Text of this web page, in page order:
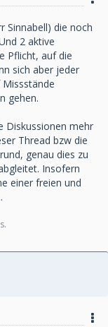
Sinnabell) die noch
2 aktive
Pflicht, auf die
sich aber jeder
gehen.
Diskussionen mehr
Thread bzw die
genau dies zu
Insofern
einer freien und